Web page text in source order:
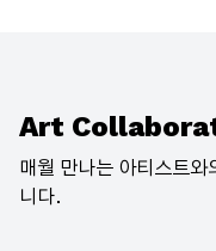
Art
매월 만나는 아티스트와
니다.